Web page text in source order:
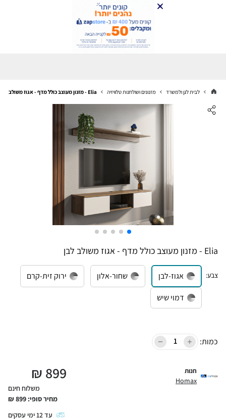
לבית לגן ולמשרד מזנונים ושולחנות טלוויזיה Elia - מזנון מעוצב כולל מדף - אגוז משולב לבן
Elia - מזנון מעוצב כולל מדף - אגוז משולב לבן
צבע: אגוז-לבן שחור-אלון ירוק זית-קרם
דמוי שיש
כמות:
חנות
Homax
899
₪
משלוח חינם
מחיר סופי: 899
₪
עד 12 ימי עסקים